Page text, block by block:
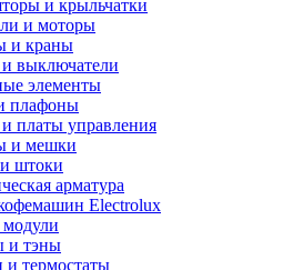
и крыльчатки
и моторы
и краны
выключатели
элементы
плафоны
платы управления
и мешки
штоки
арматура
Electrolux
и тэны
и термостаты